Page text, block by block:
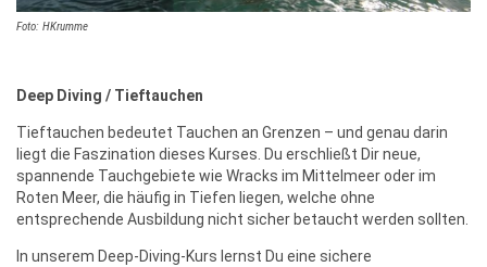
Foto: HKrumme
Deep Diving / Tieftauchen
Tieftauchen bedeutet Tauchen an Grenzen – und genau darin
liegt die Faszination dieses Kurses. Du erschließt Dir neue,
spannende Tauchgebiete wie Wracks im Mittelmeer oder im
Roten Meer, die häufig in Tiefen liegen, welche ohne
entsprechende Ausbildung nicht sicher betaucht werden sollten.
In unserem Deep-Diving-Kurs lernst Du eine sichere